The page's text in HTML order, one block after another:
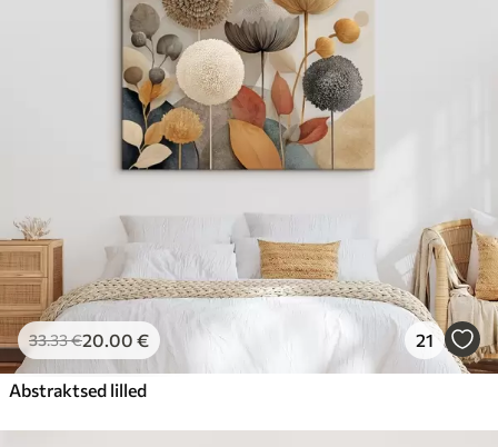
33.33€20.00 € 21
Abstraktsed lilled